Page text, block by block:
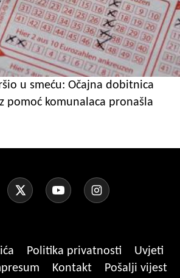
u smeću: Očajna dobitnica
pomoć komunalaca pronašla
Politika privatnosti
Uvjeti
Kontakt
Pošalji vijest